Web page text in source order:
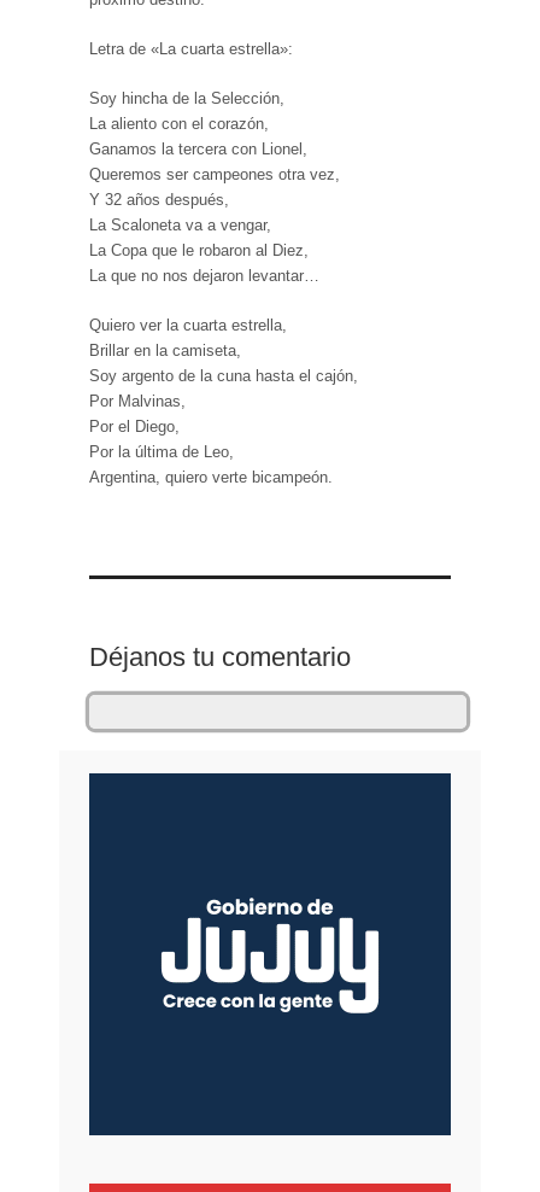
Letra de «La cuarta estrella»:
Soy hincha de la Selección,
La aliento con el corazón,
Ganamos la tercera con Lionel,
Queremos ser campeones otra vez,
Y 32 años después,
La Scaloneta va a vengar,
La Copa que le robaron al Diez,
La que no nos dejaron levantar…
Quiero ver la cuarta estrella,
Brillar en la camiseta,
Soy argento de la cuna hasta el cajón,
Por Malvinas,
Por el Diego,
Por la última de Leo,
Argentina, quiero verte bicampeón.
Déjanos tu comentario